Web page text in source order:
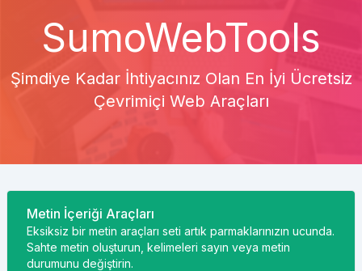
SumoWebTools
Şimdiye Kadar İhtiyacınız Olan En İyi Ücretsiz
Çevrimiçi Web Araçları
Metin İçeriği Araçları
Eksiksiz bir metin araçları seti artık parmaklarınızın ucunda.
Sahte metin oluşturun, kelimeleri sayın veya metin
durumunu değiştirin.